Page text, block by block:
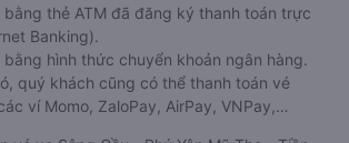
bằng thẻ ATM đã đăng ký thanh toán trực
Banking).
bằng hình thức chuyển khoản ngân hàng.
quý khách cũng có thể thanh toán vé
ví Momo, ZaloPay, AirPay, VNPay,…